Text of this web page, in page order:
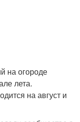
на огороде
лета.
на август и